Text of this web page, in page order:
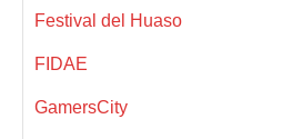
Festival del Huaso
FIDAE
GamersCity